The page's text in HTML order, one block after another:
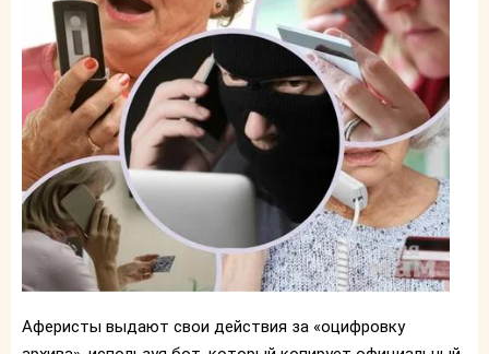
Аферисты выдают свои действия за «оцифровку